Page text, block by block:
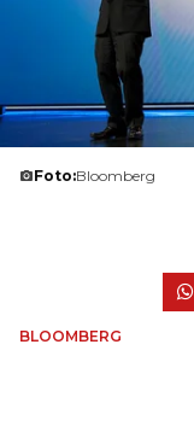
Foto:Bloomberg
BLOOMBERG